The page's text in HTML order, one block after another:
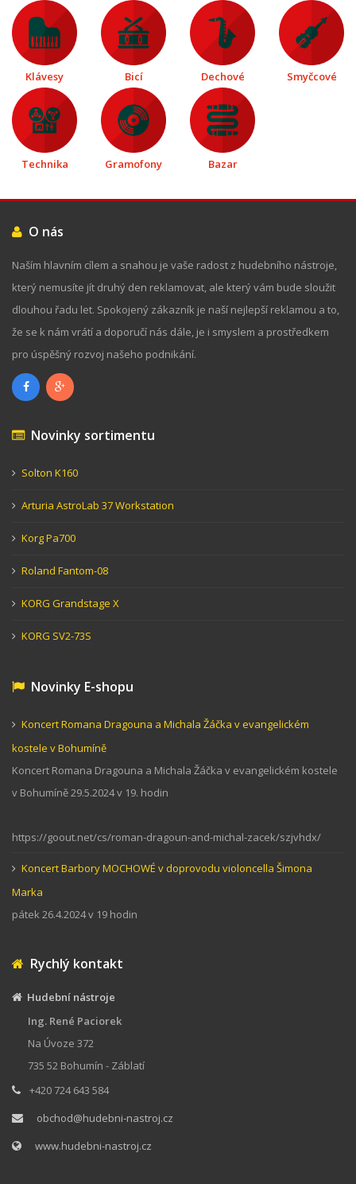
Klávesy Bicí Dechové Smyčcové
Technika Gramofony Bazar
O nás
Naším hlavním cílem a snahou je vaše radost z hudebního nástroje,
který nemusíte jít druhý den reklamovat, ale který vám bude sloužit
dlouhou řadu let. Spokojený zákazník je naší nejlepší reklamou a to,
že se k nám vrátí a doporučí nás dále, je i smyslem a prostředkem
pro úspěšný rozvoj našeho podnikání.
Novinky sortimentu
Solton K160
Arturia AstroLab 37 Workstation
Korg Pa700
Roland Fantom-08
KORG Grandstage X
KORG SV2-73S
Novinky E-shopu
Koncert Romana Dragouna a Michala Žáčka v evangelickém
kostele v Bohumíně
Koncert Romana Dragouna a Michala Žáčka v evangelickém kostele
v Bohumíně 29.5.2024 v 19. hodin
https://goout.net/cs/roman-dragoun-and-michal-zacek/szjvhdx/
Koncert Barbory MOCHOWÉ v doprovodu violoncella Šimona
Marka
pátek 26.4.2024 v 19 hodin
Rychlý kontakt
Hudební nástroje
Ing. René Paciorek
Na Úvoze 372
735 52 Bohumín - Záblatí
+420 724 643 584
obchod@hudebni-nastroj.cz
www.hudebni-nastroj.cz